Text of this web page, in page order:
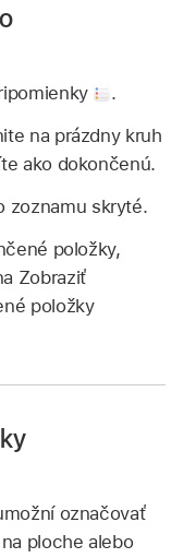
.
na prázdny kruh
ako dokončenú.
zoznamu skryté.
položky,
Zobraziť
položky
označovať
ploche alebo